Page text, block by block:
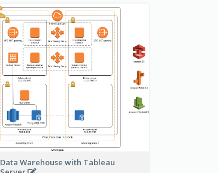
Data Warehouse with Tableau